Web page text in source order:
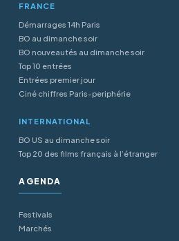
FRANCE
Démarrages 14h Paris
BO au dimanche soir
BO nouveautés au dimanche soir
Top 10 entrées
Entrées premier jour
Ciné chiffres Paris-periphérie
INTERNATIONAL
BO US au dimanche soir
Top 20 des films français à l’étranger
AGENDA
Festivals
Marchés